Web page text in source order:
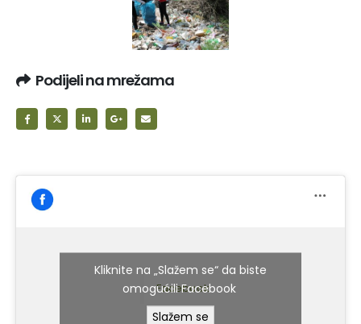
Podijeli na mrežama
Facebook
Kliknite na „Slažem se“ da biste
omogućili Facebook
Slažem se